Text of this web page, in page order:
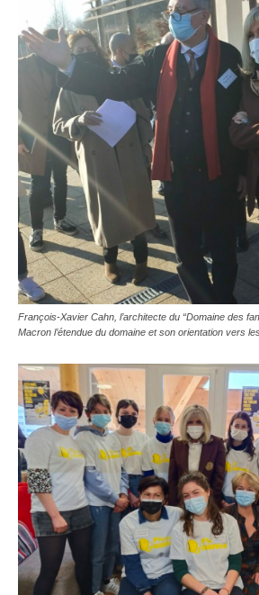
François-Xavier Cahn, l’architecte du “Domaine des
Macron l’étendue du domaine et son orientation vers